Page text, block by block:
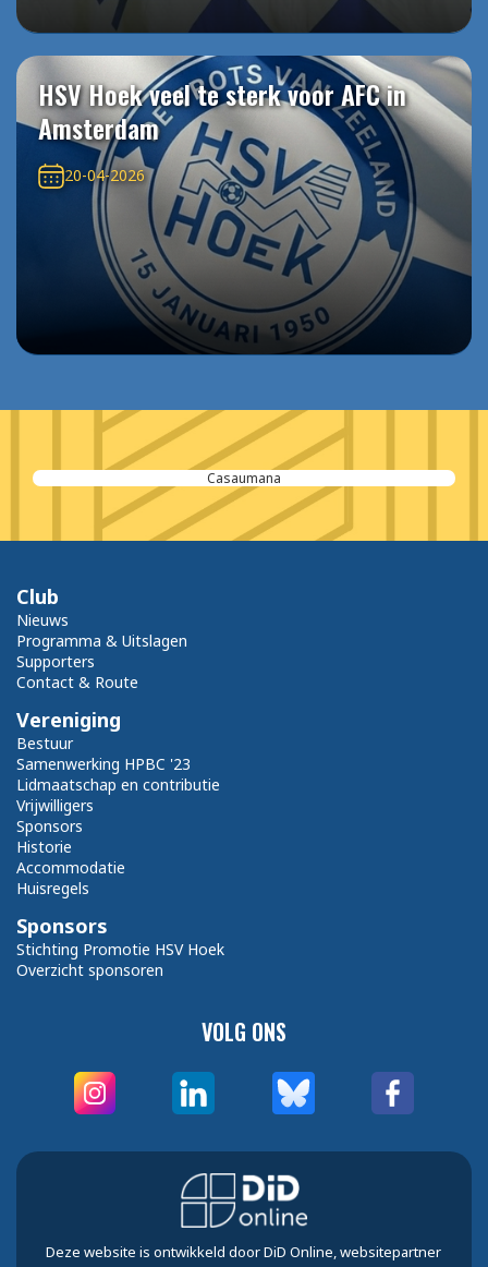
HSV Hoek veel te sterk voor AFC in
Amsterdam
20-04-2026
Casaumana
VOLG ONS
Club
Nieuws
Programma & Uitslagen
Supporters
Contact & Route
Vereniging
Bestuur
Samenwerking HPBC '23
Lidmaatschap en contributie
Vrijwilligers
Sponsors
Historie
Accommodatie
Huisregels
Sponsors
Stichting Promotie HSV Hoek
Overzicht sponsoren
Deze website is ontwikkeld door DiD Online, websitepartner